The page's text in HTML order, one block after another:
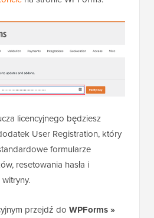
licencyjnego będziesz
User Registration, który
formularze
resetowania hasła i
przejdź do WPForms »